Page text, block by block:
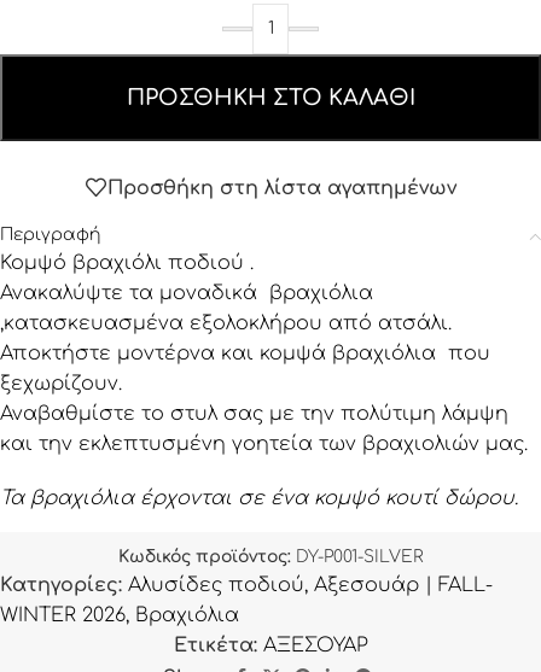
ΠΡΟΣΘΉΚΗ ΣΤΟ ΚΑΛΆΘΙ
Προσθήκη στη λίστα αγαπημένων
Περιγραφή
Κομψό βραχιόλι ποδιού .
Ανακαλύψτε τα μοναδικά βραχιόλια
,κατασκευασμένα εξολοκλήρου από ατσάλι.
Αποκτήστε μοντέρνα και κομψά βραχιόλια που
ξεχωρίζουν.
Αναβαθμίστε το στυλ σας με την πολύτιμη λάμψη
και την εκλεπτυσμένη γοητεία των βραχιολιών μας.
Τα βραχιόλια έρχονται σε ένα κομψό κουτί δώρου.
Κωδικός προϊόντος: DY-P001-SILVER
Κατηγορίες: Αλυσίδες ποδιού, Αξεσουάρ | FALL-
WINTER 2026, Βραχιόλια
Ετικέτα: ΑΞΕΣΟΥΑΡ